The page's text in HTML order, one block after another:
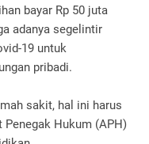
bayar Rp 50 juta
adanya segelintir
19 untuk
pribadi.
sakit, hal ini harus
Hukum (APH)